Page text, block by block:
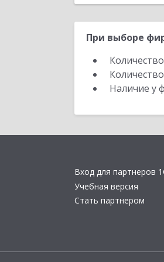
При выборе
Наличие у
Вход для партнеров
Учебная версия
Стать партнером